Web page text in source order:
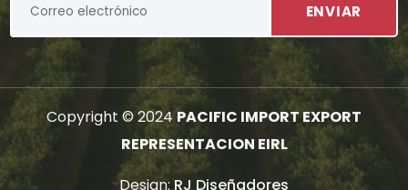
ENVIAR
Copyright © 2024PACIFIC IMPORT EXPORT
REPRESENTACION EIRL
Design: RJ Diseñadores